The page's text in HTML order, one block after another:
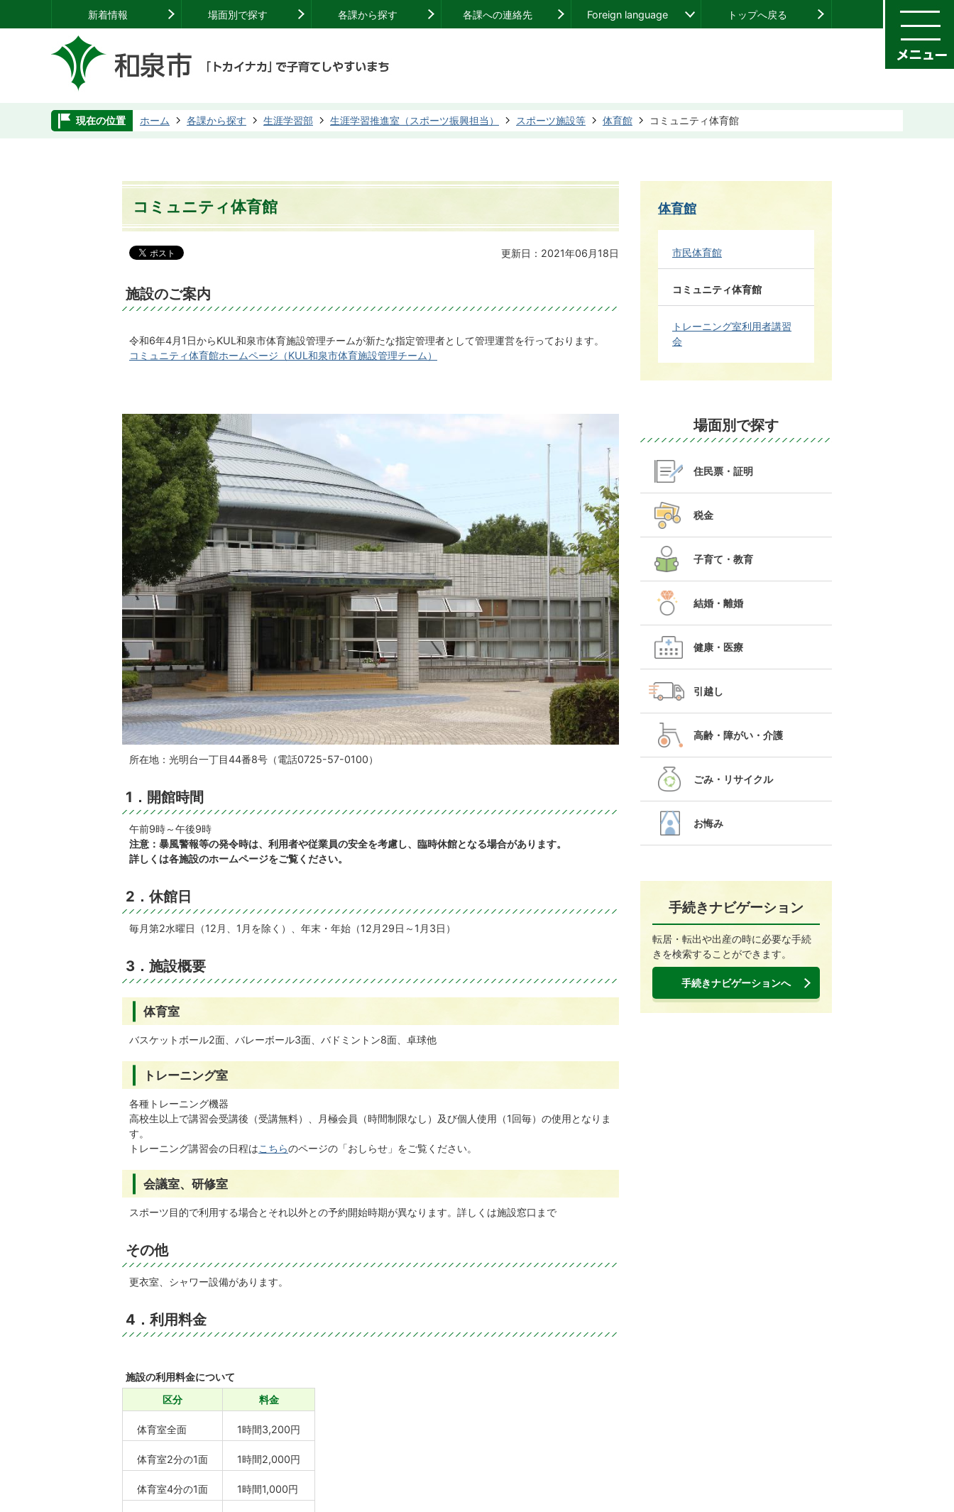
新着情報 場面別で探す 各課から探す 各課への連絡先 Foreign language トップへ戻る
現在の位置 ホーム 各課から探す 生涯学習部 生涯学習推進室（スポーツ振興担当） スポーツ施設等 体育館 コミュニティ体育館
コミュニティ体育館
更新日：2021年06月18日
施設のご案内
令和6年4月1日からKUL和泉市体育施設管理チームが新たな指定管理者として管理運営を行っております。
コミュニティ体育館ホームページ（KUL和泉市体育施設管理チーム）
所在地：光明台一丁目44番8号（電話0725-57-0100）
1．開館時間
午前9時～午後9時
注意：暴風警報等の発令時は、利用者や従業員の安全を考慮し、臨時休館となる場合があります。
詳しくは各施設のホームページをご覧ください。
2．休館日
毎月第2水曜日（12月、1月を除く）、年末・年始（12月29日～1月3日）
3．施設概要
体育室
バスケットボール2面、バレーボール3面、バドミントン8面、卓球他
トレーニング室
各種トレーニング機器
高校生以上で講習会受講後（受講無料）、月極会員（時間制限なし）及び個人使用（1回毎）の使用となりま
す。
トレーニング講習会の日程はこちらのページの「おしらせ」をご覧ください。
会議室、研修室
スポーツ目的で利用する場合とそれ以外との予約開始時期が異なります。詳しくは施設窓口まで
その他
更衣室、シャワー設備があります。
4．利用料金
施設の利用料金について
区分
料金
体育室全面 1時間3,200円
体育室2分の1面 1時間2,000円
体育室4分の1面 1時間1,000円
体育館
市民体育館
コミュニティ体育館
トレーニング室利用者講習
会
場面別で探す
住民票・証明
税金
子育て・教育
結婚・離婚
健康・医療
引越し
高齢・障がい・介護
ごみ・リサイクル
お悔み
手続きナビゲーション
転居・転出や出産の時に必要な手続
きを検索することができます。
手続きナビゲーションへ